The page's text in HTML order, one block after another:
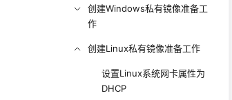
创建Windows私有镜像准备工
作
创建Linux私有镜像准备工作
设置Linux系统网卡属性为
DHCP